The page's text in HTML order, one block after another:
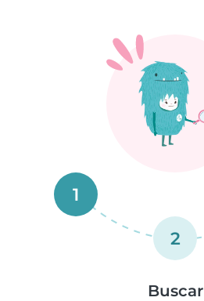
1
2
Buscar